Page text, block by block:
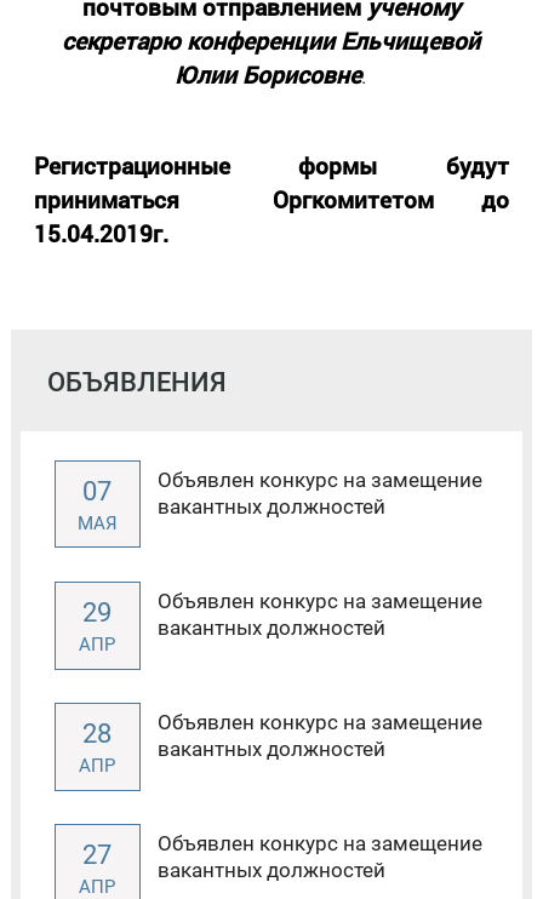
почтовым отправлением ученому
секретарю конференции Ельчищевой
Юлии Борисовне.
Регистрационные формы будут
приниматься Оргкомитетом до
15.04.2019г.
ОБЪЯВЛЕНИЯ
07
МАЯ
Объявлен конкурс на замещение
вакантных должностей
29
АПР
Объявлен конкурс на замещение
вакантных должностей
28
АПР
Объявлен конкурс на замещение
вакантных должностей
27
АПР
Объявлен конкурс на замещение
вакантных должностей